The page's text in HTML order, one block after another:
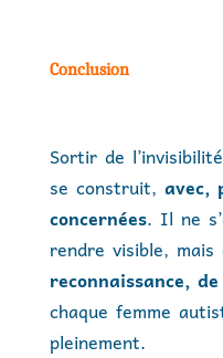
Conclusion
Sortir de
se construit, avec,
concernées. Il ne
rendre visible, mais
reconnaissance,
chaque femme
pleinement.